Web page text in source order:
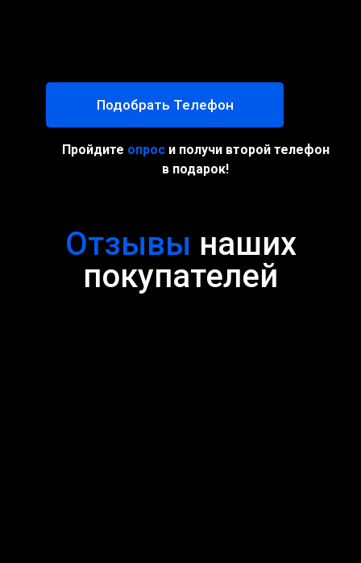
Пройдите опрос и получи второй телефон
в подарок!
Подобрать Телефон
Отзывы наших
покупателей